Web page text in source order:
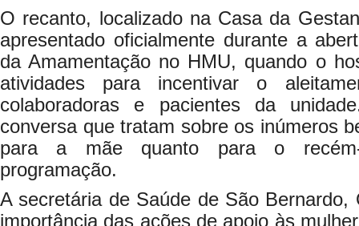
O recanto, localizado na Casa da
apresentado oficialmente durante a
da Amamentação no HMU, quando o
atividades para incentivar o
colaboradoras e pacientes da
conversa que tratam sobre os inúmeros
para a mãe quanto para o recém-
programação.
A secretária de Saúde de São Bernardo,
importância das ações de apoio às